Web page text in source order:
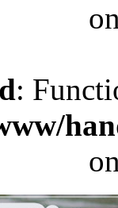
: